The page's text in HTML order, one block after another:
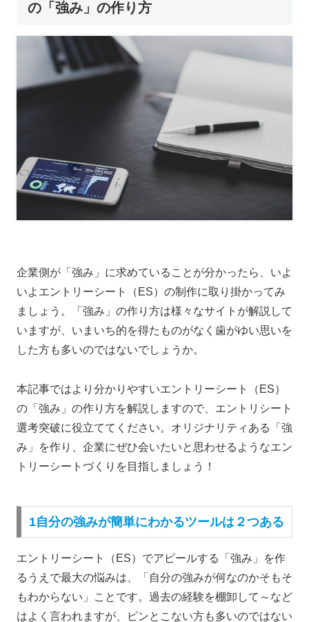
の「強み」の作り方
企業側が「強み」に求めていることが分かったら、いよ
いよエントリーシート（ES）の制作に取り掛かってみ
ましょう。「強み」の作り方は様々なサイトが解説して
いますが、いまいち的を得たものがなく歯がゆい思いを
した方も多いのではないでしょうか。
本記事ではより分かりやすいエントリーシート（ES）
の 「強み」の作り方を解説しますので、エントリシート
選考突破に役立ててください。 オリジナリティある「強
み」を作り、企業にぜひ会いたいと思わせるようなエン
トリーシートづくりを目指しましょう！
1自分の強みが簡単にわかるツールは２つある
エントリーシート（ES）でアピールする「強み」を作
るうえで最大の悩みは、「自分の強みが何なのかそもそ
もわからない」ことです。過去の経験を棚卸して～など
はよく言われますが、ピンとこない方も多いのではない